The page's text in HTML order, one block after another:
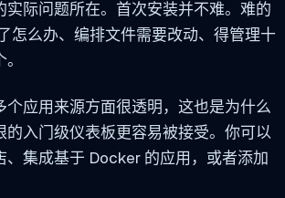
实际问题所在。首次安装并不难。难的
怎么办、编排文件需要改动、得管理十
个应用来源方面很透明，这也是为什么
的入门级仪表板更容易被接受。你可以
、集成基于 Docker 的应用，或者添加